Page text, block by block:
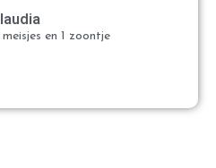
en 1 zoontje